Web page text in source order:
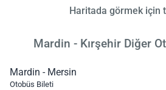
Haritada görmek için
Mardin - Kırşehir Diğer
Mardin - Mersin
Otobüs Bileti